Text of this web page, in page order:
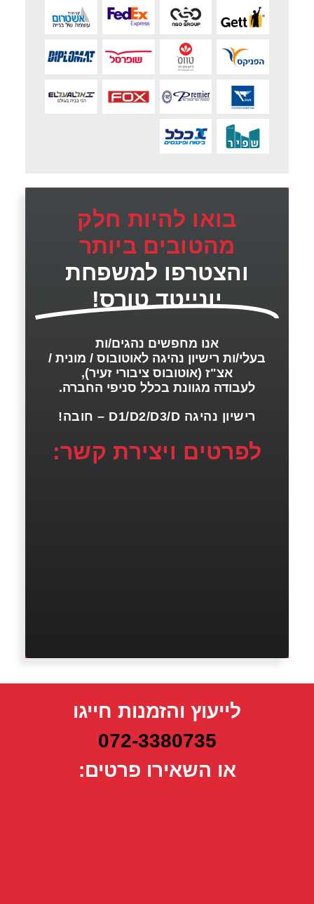
בואו להיות חלק
מהטובים ביותר
והצטרפו למשפחת
יונייטד טורס!
אנו מחפשים נהגים/ות
בעלי/ות רישיון נהיגה לאוטובוס / מונית /
אצ"ז (אוטובוס ציבורי זעיר),
לעבודה מגוונת בכלל סניפי החברה.
רישיון נהיגה D1/D2/D3/D – חובה!
לפרטים ויצירת קשר:
לייעוץ והזמנות חייגו
072-3380735
או השאירו פרטים: